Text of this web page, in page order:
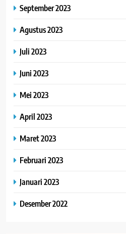
September 2023
Agustus 2023
Juli 2023
Juni 2023
Mei 2023
April 2023
Maret 2023
Februari 2023
Januari 2023
Desember 2022